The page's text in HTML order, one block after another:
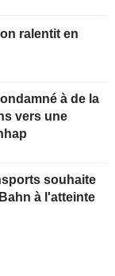
ralentit en
à de la
vers une
souhaite
à l'atteinte